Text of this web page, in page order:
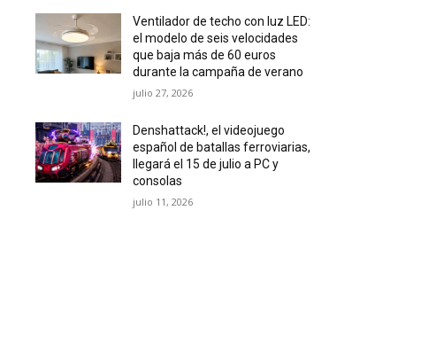
Ventilador de techo con luz LED:
el modelo de seis velocidades
que baja más de 60 euros
durante la campaña de verano
julio 27, 2026
Denshattack!, el videojuego
español de batallas ferroviarias,
llegará el 15 de julio a PC y
consolas
julio 11, 2026